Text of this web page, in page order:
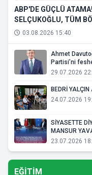
ABP'DE GÜÇLÜ
SELÇUKOĞLU, TÜM
BAŞKAN YARDIMCISI
03.08.2026 15:40
Ahmet
Partisi’ni
29.07.2026
BEDRİ
24.07.2026
SİYASETTE
MANSUR
23.07.2026
EĞİTİM